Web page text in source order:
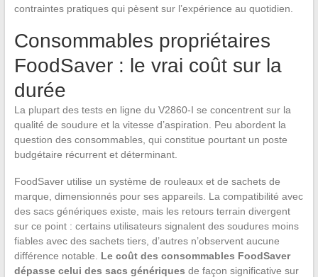
contraintes pratiques qui pèsent sur l’expérience au quotidien.
Consommables propriétaires
FoodSaver : le vrai coût sur la
durée
La plupart des tests en ligne du V2860-I se concentrent sur la
qualité de soudure et la vitesse d’aspiration. Peu abordent la
question des consommables, qui constitue pourtant un poste
budgétaire récurrent et déterminant.
FoodSaver utilise un système de rouleaux et de sachets de
marque, dimensionnés pour ses appareils. La compatibilité avec
des sacs génériques existe, mais les retours terrain divergent
sur ce point : certains utilisateurs signalent des soudures moins
fiables avec des sachets tiers, d’autres n’observent aucune
différence notable. Le coût des consommables FoodSaver
dépasse celui des sacs génériques de façon significative sur